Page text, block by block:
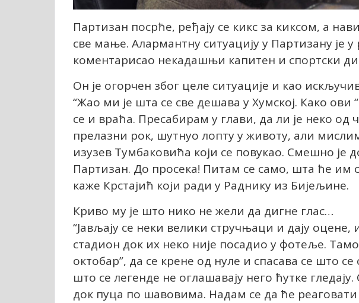
Партизан посрће, ређају се кикс за киксом, а
све мање. Алармантну ситуацију у Партизану је у
коментарисао некадашњи капитен и спортски
Он је огорчен због целе ситуације и као
“Жао ми је шта се све дешава у Хумској. Како ови
се и враћа. Пресабирам у глави, да ли је неко од
прелазни рок, шутнуо лопту у животу, али
изузев Тумбаковића који се повукао. Смешно је
Партизан. До просека! Питам се само, шта ће им
каже Крстајић који ради у Раднику из Бијељине.
Криво му је што нико не жели да дигне глас…
“Јављају се неки велики стручњаци и дају оцене,
стадион док их неко није посадио у фотеље.
октобар”, да се крене од нуле и спасава се што
што се легенде не оглашавају него ћутке
док пуца по шавовима. Надам се да ће реаговати